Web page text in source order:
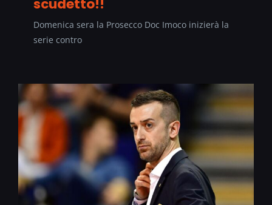
Domenica sera la Prosecco Doc Imoco inizierà la
serie contro